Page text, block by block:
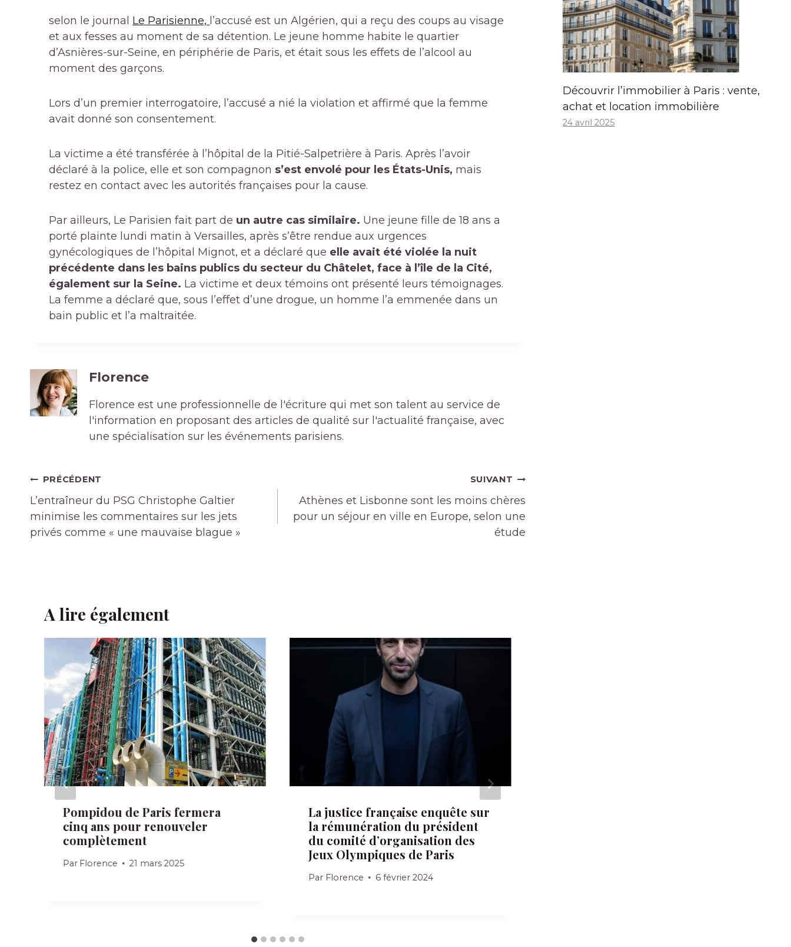
selon le journal Le Parisienne, l’accusé est un Algérien, qui a reçu des coups au visage
et aux fesses au moment de sa détention. Le jeune homme habite le quartier
d’Asnières-sur-Seine, en périphérie de Paris, et était sous les effets de l’alcool au
moment des garçons.
Lors d’un premier interrogatoire, l’accusé a nié la violation et affirmé que la femme
avait donné son consentement.
La victime a été transférée à l’hôpital de la Pitié-Salpetrière à Paris. Après l’avoir
déclaré à la police, elle et son compagnon s’est envolé pour les États-Unis, mais
restez en contact avec les autorités françaises pour la cause.
Par ailleurs, Le Parisien fait part de un autre cas similaire. Une jeune fille de 18 ans a
porté plainte lundi matin à Versailles, après s’être rendue aux urgences
gynécologiques de l’hôpital Mignot, et a déclaré que elle avait été violée la nuit
précédente dans les bains publics du secteur du Châtelet, face à l’île de la Cité,
également sur la Seine. La victime et deux témoins ont présenté leurs témoignages.
La femme a déclaré que, sous l’effet d’une drogue, un homme l’a emmenée dans un
bain public et l’a maltraitée.
Florence
Florence est une professionnelle de l'écriture qui met son talent au service de
l'information en proposant des articles de qualité sur l'actualité française, avec
une spécialisation sur les événements parisiens.
Navigation
de
l’article
PRÉCÉDENT
L’entraîneur du PSG Christophe Galtier
minimise les commentaires sur les jets
privés comme « une mauvaise blague »
SUIVANT
Athènes et Lisbonne sont les moins chères
pour un séjour en ville en Europe, selon une
étude
A lire également
Pompidou de Paris fermera
cinq ans pour renouveler
complètement
Par Florence 21 mars 2025
La justice française enquête sur
la rémunération du président
du comité d’organisation des
Jeux Olympiques de Paris
Par Florence 6 février 2024
Découvrir l’immobilier à Paris : vente,
achat et location immobilière
24 avril 2025